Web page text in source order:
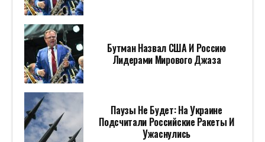
Бутман Назвал США И Россию
Лидерами Мирового Джаза
Паузы Не Будет: На Украине
Подсчитали Российские Ракеты И
Ужаснулись